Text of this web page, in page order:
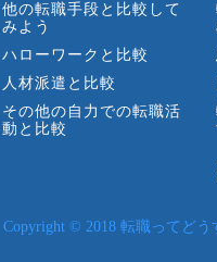
他の転職手段と比較して
みよう
ハローワークと比較
人材派遣と比較
その他の自力での転職活
動と比較
Copyright © 2018 転職ってどう